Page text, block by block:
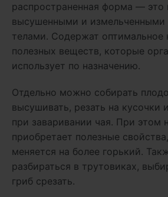
распространенная форма — это
высушенными и измельченными
телами. Содержат оптимальное
полезных веществ, которые
использует по назначению.
Отдельно можно собирать
высушивать, резать на кусочки
при заваривании чая. При этом
приобретает полезные
меняется на более горький.
разбираться в трутовиках,
гриб срезать.